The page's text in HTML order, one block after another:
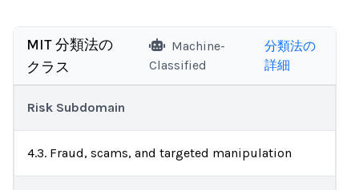
MIT 分類法の
クラス
Machine-
Classified
分類法の
詳細
Risk Subdomain
4.3. Fraud, scams, and targeted manipulation